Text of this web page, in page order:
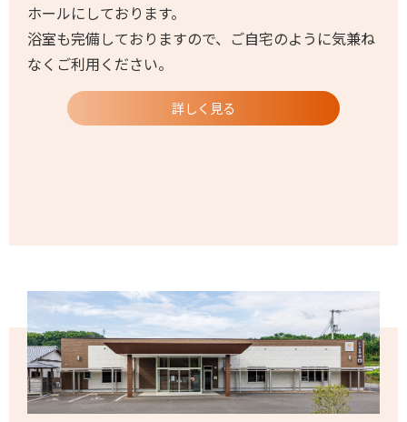
ホールにしております。
浴室も完備しておりますので、ご自宅のように気兼ね
なくご利用ください。
詳しく見る